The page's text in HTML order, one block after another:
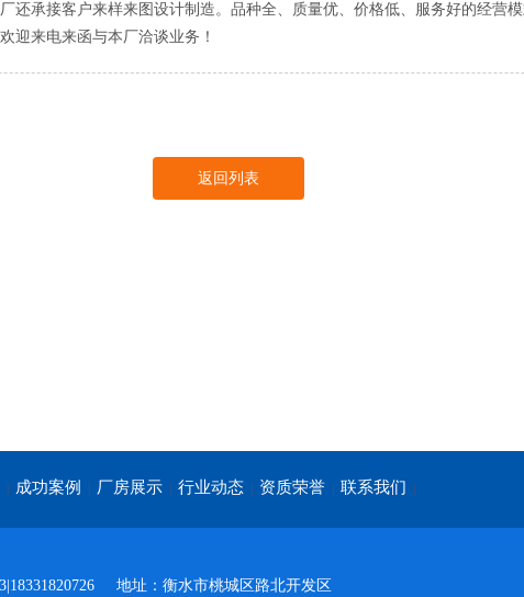
还承接客户来样来图设计制造。品种全、质量优、价格低、服务好的经营
迎来电来函与本厂洽谈业务！
返回列表
成功案例 厂房展示 行业动态 资质荣誉 联系我们
地址：衡水市桃城区路北开发区